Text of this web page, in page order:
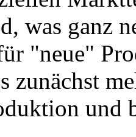
was ganz
"neue"
zunächst
und